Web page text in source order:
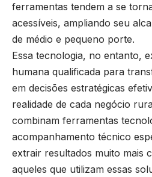
ferramentas tendem a se
acessíveis, ampliando seu
de médio e pequeno porte.
Essa tecnologia, no entanto,
humana qualificada para
em decisões estratégicas
realidade de cada negócio
combinam ferramentas
acompanhamento técnico
extrair resultados muito mais
aqueles que utilizam essas